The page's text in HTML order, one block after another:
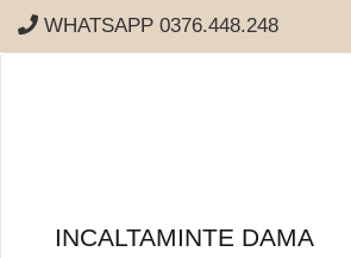
WHATSAPP 0376.448.248
INCALTAMINTE DAMA